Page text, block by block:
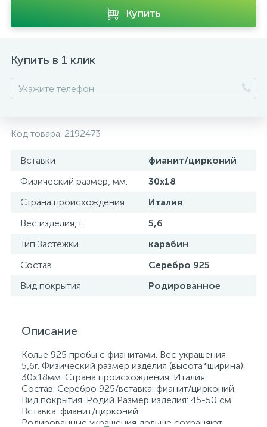
Купить
Купить в 1 клик
Код товара: 2192473
Вставки
фианит/цирконий
Физический размер, мм.
30х18
Страна происхождения
Италия
Вес изделия, г.
5,6
Тип Застежки
карабин
Состав
Серебро 925
Вид покрытия
Родированное
Описание
Колье 925 пробы с фианитами. Вес украшения
5,6г. Физический размер изделия (высота*ширина):
30х18мм. Страна происхождения: Италия.
Состав: Серебро 925/вставка: фианит/цирконий.
Вид покрытия: Родий Размер изделия: 45-50 см
Вставка: фианит/цирконий.
Родированные украшения дольше сохраняют